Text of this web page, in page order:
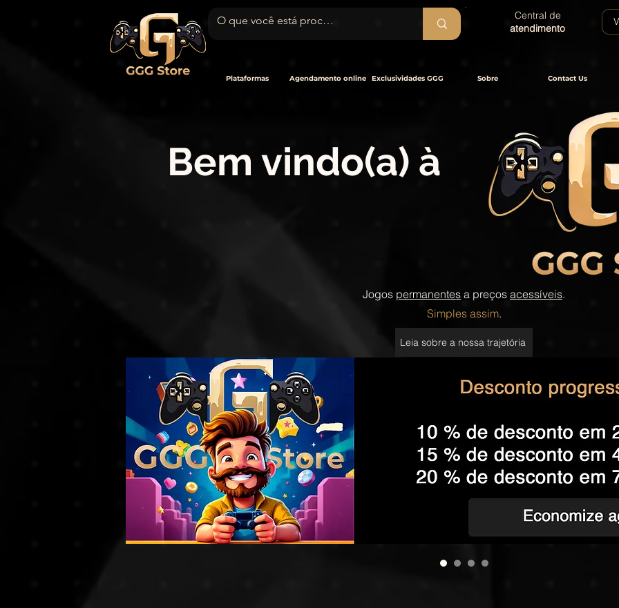
Central de
atendimento
Plataformas Agendamento online Exclusividades GGG Sobre Contact Us
Bem vindo(a) à
Jogos permanentes a preços acessíveis.
Simples assim.
Leia sobre a nossa trajetória